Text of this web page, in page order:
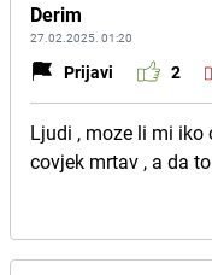
Derim
27.02.2025. 01:20
Prijavi 2
Ljudi , moze li mi iko
covjek mrtav , a da